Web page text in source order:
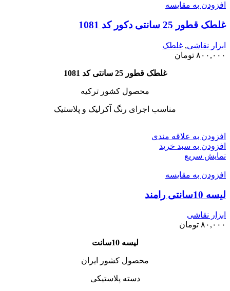
افزودن به مقایسه
غلطک قطور 25 سانتی دکور کد 1081
ابزار نقاشی, غلطک
۸۰۰,۰۰۰ تومان
غلطک قطور 25 سانتی کد 1081
محصول کشور ترکیه
مناسب اجرای رنگ آکرلیک و پلاستیک
افزودن به علاقه مندی
افزودن به سبد خرید
نمایش سریع
افزودن به مقایسه
لیسه 10سانتی رامند
ابزار نقاشی
۸۰,۰۰۰ تومان
لیسه 10سانت
محصول کشور ایران
دسته پلاستیکی